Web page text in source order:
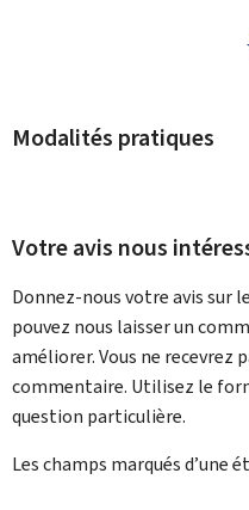
Modalités pratiques
Votre avis nous
Donnez-nous votre avis sur
pouvez nous laisser un
améliorer. Vous ne recevrez
commentaire. Utilisez le
question particulière.
Les champs marqués d’une